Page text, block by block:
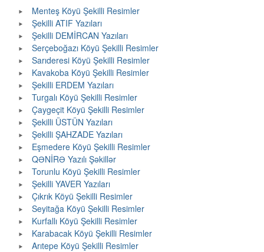
Menteş Köyü Şekilli Resimler
Şekilli ATIF Yazıları
Şekilli DEMİRCAN Yazıları
Serçeboğazı Köyü Şekilli Resimler
Sarıderesi Köyü Şekilli Resimler
Kavakoba Köyü Şekilli Resimler
Şekilli ERDEM Yazıları
Turgalı Köyü Şekilli Resimler
Çaygeçit Köyü Şekilli Resimler
Şekilli ÜSTÜN Yazıları
Şekilli ŞAHZADE Yazıları
Eşmedere Köyü Şekilli Resimler
QƏNİRƏ Yazılı Şəkillər
Torunlu Köyü Şekilli Resimler
Şekilli YAVER Yazıları
Çıkrık Köyü Şekilli Resimler
Seyitağa Köyü Şekilli Resimler
Kurfallı Köyü Şekilli Resimler
Karabacak Köyü Şekilli Resimler
Arıtepe Köyü Şekilli Resimler